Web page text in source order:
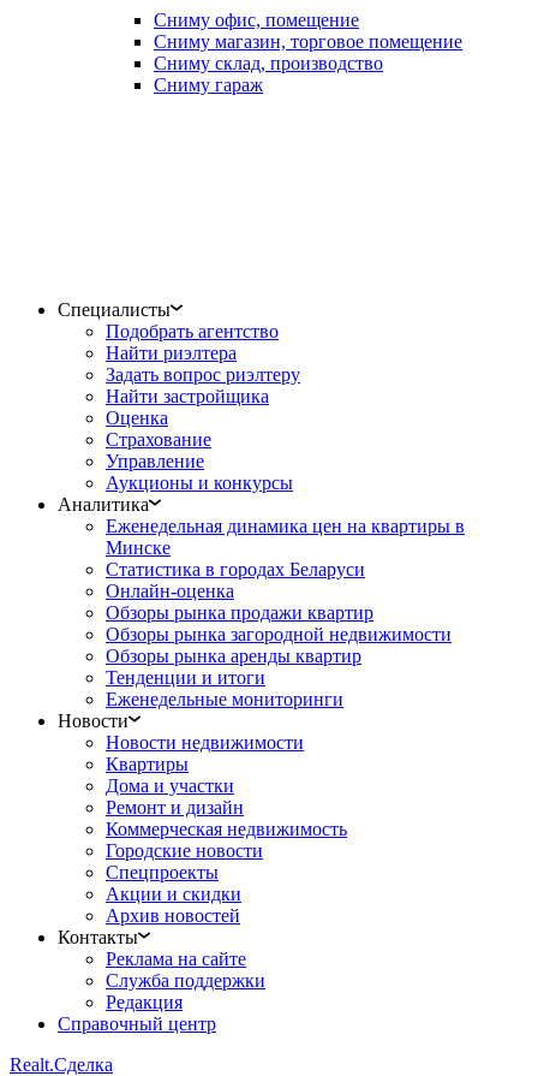
Сниму офис, помещение
Сниму магазин, торговое помещение
Сниму склад, производство
Сниму гараж
Специалисты
Подобрать агентство
Найти риэлтера
Задать вопрос риэлтеру
Найти застройщика
Оценка
Страхование
Управление
Аукционы и конкурсы
Аналитика
Еженедельная динамика цен на квартиры в
Минске
Статистика в городах Беларуси
Онлайн-оценка
Обзоры рынка продажи квартир
Обзоры рынка загородной недвижимости
Обзоры рынка аренды квартир
Тенденции и итоги
Еженедельные мониторинги
Новости
Новости недвижимости
Квартиры
Дома и участки
Ремонт и дизайн
Коммерческая недвижимость
Городские новости
Спецпроекты
Акции и скидки
Архив новостей
Контакты
Реклама на сайте
Служба поддержки
Редакция
Справочный центр
Realt.Сделка